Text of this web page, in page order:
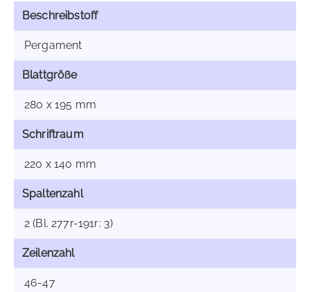
Beschreibstoff
Pergament
Blattgröße
280 x 195 mm
Schriftraum
220 x 140 mm
Spaltenzahl
2 (Bl. 277r-191r: 3)
Zeilenzahl
46-47